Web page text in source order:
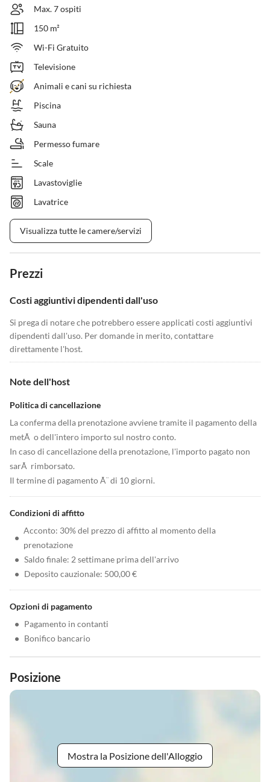
Max. 7 ospiti
150 m²
Wi-Fi Gratuito
Televisione
Animali e cani su richiesta
Piscina
Sauna
Permesso fumare
Scale
Lavastoviglie
Lavatrice
Visualizza tutte le camere/servizi
Prezzi
Costi aggiuntivi dipendenti dall'uso
Si prega di notare che potrebbero essere applicati costi aggiuntivi
dipendenti dall'uso. Per domande in merito, contattare
direttamente l'host.
Note dell'host
Politica di cancellazione
La conferma della prenotazione avviene tramite il pagamento della
metÃ o dell'intero importo sul nostro conto.
In caso di cancellazione della prenotazione, l'importo pagato non
sarÃ rimborsato.
Il termine di pagamento Ã¨ di 10 giorni.
Condizioni di affitto
•
Acconto: 30% del prezzo di affitto al momento della
prenotazione
• Saldo finale: 2 settimane prima dell'arrivo
• Deposito cauzionale: 500,00 €
Opzioni di pagamento
• Pagamento in contanti
• Bonifico bancario
Posizione
Mostra la Posizione dell'Alloggio